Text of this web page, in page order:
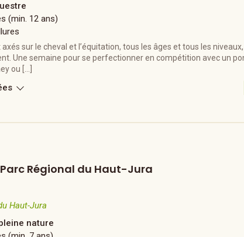
(min. 12 ans)
axés sur le cheval et l’équitation, tous les âges et tous les
Une semaine pour se perfectionner en compétition avec un
ou […]
Régional du Haut-Jura
Haut-Jura
nature